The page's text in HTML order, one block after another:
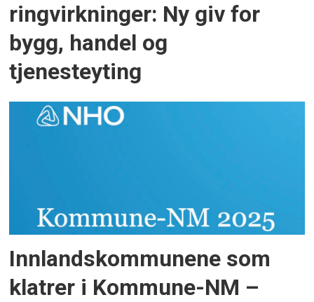
ringvirkninger: Ny giv for
bygg, handel og
tjenesteyting
Innlandskommunene som
klatrer i Kommune-NM –